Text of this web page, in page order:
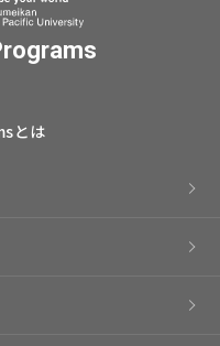
とは